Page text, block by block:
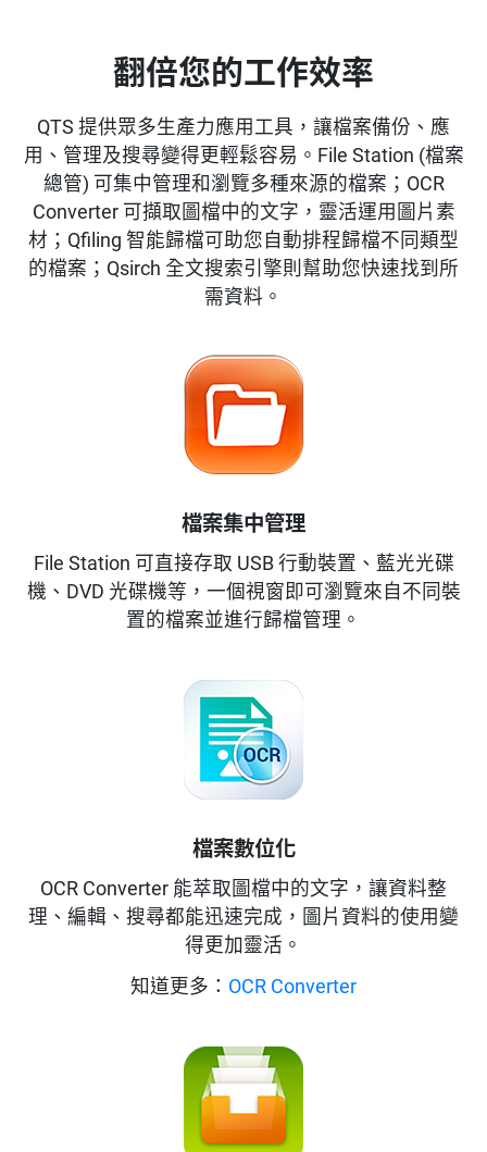
翻倍您的工作效率
QTS 提供眾多生產力應用工具，讓檔案備份、應
用、管理及搜尋變得更輕鬆容易。File Station (檔案
總管) 可集中管理和瀏覽多種來源的檔案；OCR
Converter 可擷取圖檔中的文字，靈活運用圖片素
材；Qfiling 智能歸檔可助您自動排程歸檔不同類型
的檔案；Qsirch 全文搜索引擎則幫助您快速找到所
需資料。
檔案集中管理
File Station 可直接存取 USB 行動裝置、藍光光碟
機、DVD 光碟機等，一個視窗即可瀏覽來自不同裝
置的檔案並進行歸檔管理。
檔案數位化
OCR Converter 能萃取圖檔中的文字，讓資料整
理、編輯、搜尋都能迅速完成，圖片資料的使用變
得更加靈活。
知道更多： OCR Converter